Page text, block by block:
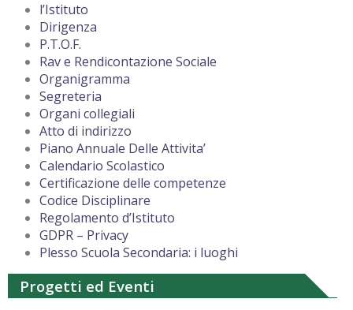
l’Istituto
Dirigenza
P.T.O.F.
Rav e Rendicontazione Sociale
Organigramma
Segreteria
Organi collegiali
Atto di indirizzo
Piano Annuale Delle Attivita’
Calendario Scolastico
Certificazione delle competenze
Codice Disciplinare
Regolamento d’Istituto
GDPR – Privacy
Plesso Scuola Secondaria: i luoghi
Progetti ed Eventi